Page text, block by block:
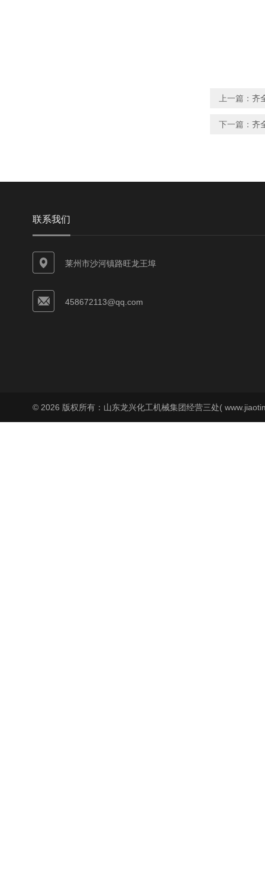
上一篇： 齐
下一篇： 齐
联系我们
莱州市沙河镇路旺龙王埠
458672113@qq.com
© 2026 版权所有：山东龙兴化工机械集团经营三处(